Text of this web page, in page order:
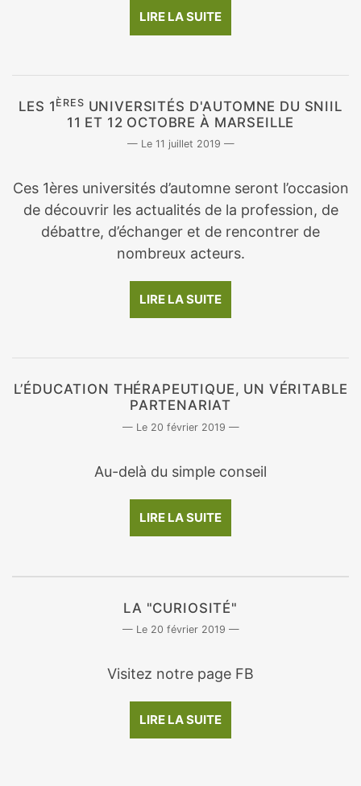
LIRE LA SUITE
LES 1 ÈRES UNIVERSITÉS D'AUTOMNE DU SNIIL
11 ET 12 OCTOBRE À MARSEILLE
11 juillet 2019
Ces 1ères universités d’automne seront l’occasion
de découvrir les actualités de la profession, de
débattre, d’échanger et de rencontrer de
nombreux acteurs.
LIRE LA SUITE
L’ÉDUCATION THÉRAPEUTIQUE, UN VÉRITABLE
PARTENARIAT
20 février 2019
Au-delà du simple conseil
LIRE LA SUITE
LA "CURIOSITÉ"
20 février 2019
Visitez notre page FB
LIRE LA SUITE